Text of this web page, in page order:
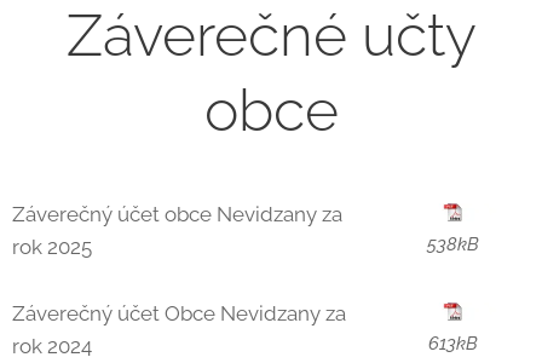
Záverečné učty
obce
538kB
Záverečný účet obce Nevidzany za
rok 2025
613kB
Záverečný účet Obce Nevidzany za
rok 2024